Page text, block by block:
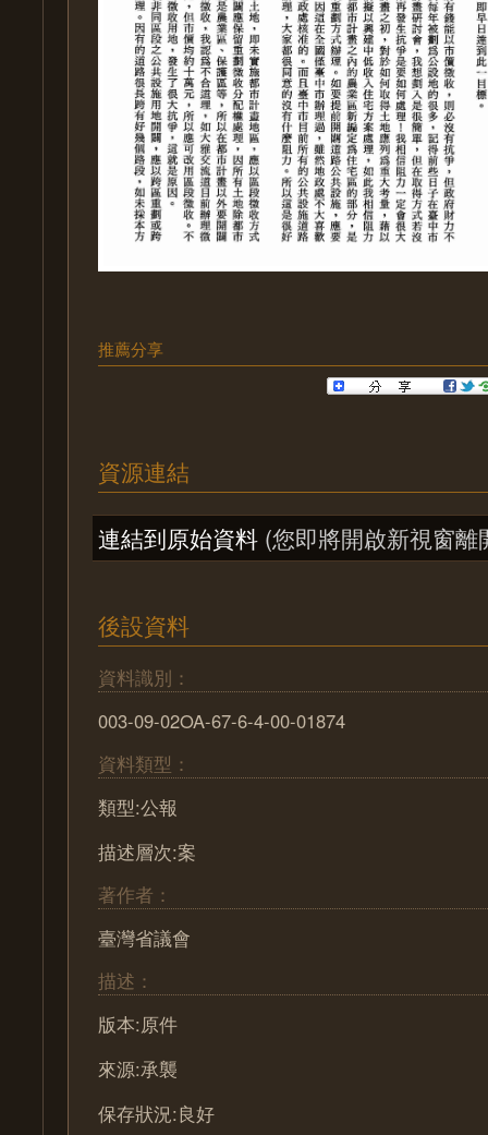
推薦分享
資源連結
連結到原始資料 (您即將開啟新視窗離
後設資料
資料識別：
003-09-02OA-67-6-4-00-01874
資料類型：
類型:公報
描述層次:案
著作者：
臺灣省議會
描述：
版本:原件
來源:承襲
保存狀況:良好